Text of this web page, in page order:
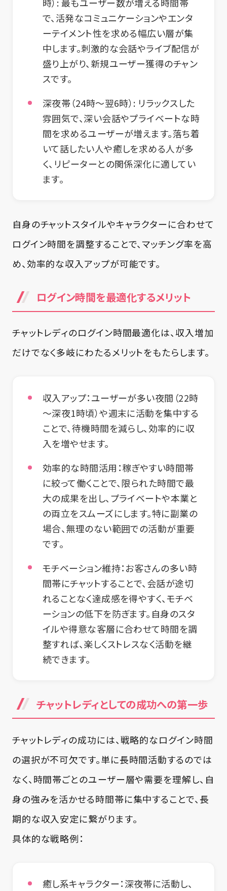
時） : 最もユーザー数が増える時間帯
で、活発なコミュニケーションやエンタ
ーテイメント性を求める幅広い層が集
中します。刺激的な会話やライブ配信が
盛り上がり、新規ユーザー獲得のチャン
スです。
深夜帯（24時～翌6時）: リラックスした
雰囲気で、深い会話やプライベートな時
間を求めるユーザーが増えます。落ち着
いて話したい人や癒しを求める人が多
く、リピーターとの関係深化に適してい
ます。
自身のチャットスタイルやキャラクターに合わせて
ログイン時間を調整することで、マッチング率を高
め、効率的な収入アップが可能です。
ログイン時間を最適化するメリット
チャットレディのログイン時間最適化は、収入増加
だけでなく多岐にわたるメリットをもたらします。
収入アップ：ユーザーが多い夜間（22時
～深夜1時頃）や週末に活動を集中する
ことで、待機時間を減らし、効率的に収
入を増やせます。
効率的な時間活用：稼ぎやすい時間帯
に絞って働くことで、限られた時間で最
大の成果を出し、プライベートや本業と
の両立をスムーズにします。特に副業の
場合、無理のない範囲での活動が重要
です。
モチベーション維持：お客さんの多い時
間帯にチャットすることで、会話が途切
れることなく達成感を得やすく、モチベ
ーションの低下を防ぎます。自身のスタ
イルや得意な客層に合わせて時間を調
整すれば、楽しくストレスなく活動を継
続できます。
チャットレディとしての成功への第一歩
チャットレディの成功には、戦略的なログイン時間
の選択が不可欠です。単に長時間活動するのでは
なく、時間帯ごとのユーザー層や需要を理解し、自
身の強みを活かせる時間帯に集中することで、長
期的な収入安定に繋がります。
具体的な戦略例：
癒し系キャラクター：深夜帯に活動し、